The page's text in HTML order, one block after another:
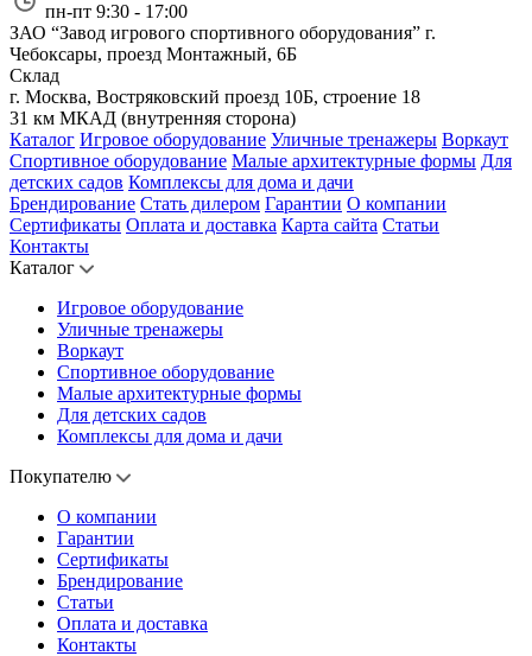
пн-пт 9:30 - 17:00
ЗАО “Завод игрового спортивного оборудования” г.
Чебоксары, проезд Монтажный, 6Б
Склад
г. Москва, Востряковский проезд 10Б, строение 18
31 км МКАД (внутренняя сторона)
Каталог Игровое оборудование Уличные тренажеры Воркаут
Спортивное оборудование Малые архитектурные формы Для
детских садов Комплексы для дома и дачи
Брендирование Стать дилером Гарантии О компании
Сертификаты Оплата и доставка Карта сайта Статьи
Контакты
Каталог
Игровое оборудование
Уличные тренажеры
Воркаут
Спортивное оборудование
Малые архитектурные формы
Для детских садов
Комплексы для дома и дачи
Покупателю
О компании
Гарантии
Сертификаты
Брендирование
Статьи
Оплата и доставка
Контакты